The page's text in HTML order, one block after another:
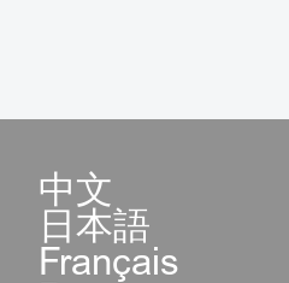
中文
日本語
Français